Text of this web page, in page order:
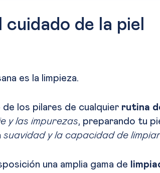
de la piel
es la limpieza.
de los pilares de cualquier rutina
y las impurezas, preparando tu
suavidad y la capacidad de
una amplia gama de